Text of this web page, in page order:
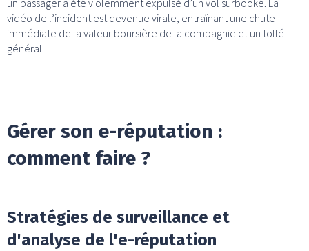
un passager a été violemment expulsé d’un vol surbooké. La
vidéo de l’incident est devenue virale, entraînant une chute
immédiate de la valeur boursière de la compagnie et un tollé
général.
Gérer son e-réputation :
comment faire ?
Stratégies de surveillance et
d'analyse de l'e-réputation